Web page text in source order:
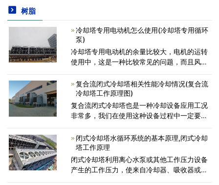
树脂
冷却塔专用电动机怎么使用(冷却塔专用循环
泵)
冷却塔专用电动机的余量比较大，电机的运转
使用中，这是一种比较常见的问题，而且风机
动较大，现场噪音极强，工作环境非常恶劣。
当挡板调到10%以下时，由
复合流闭式冷却塔相关性能冷却情况(复合流
冷却塔工作原理图)
复合流闭式冷却塔也是一种冷却设备应用工况
非常多，我们在使用这种设备过程中一定要掌
寿命，这种设备应用选择情况说明如下：适用
于高温流体的冷却或
闭式冷却塔水循环系统的基本原理,闭式冷却
塔工作原理
闭式冷却塔利用离心水泵或其他工作压力设备
产生的工作压力，使来自冷却器、吸收器或工